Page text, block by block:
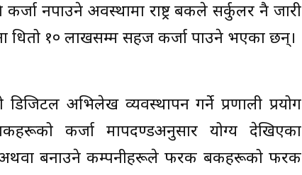
नपाउने अवस्थामा राष्ट्र बैंकले सर्कुलर नै जारी
धितो १० लाखसम्म सहज कर्जा पाउने भएका छन्।
अभिलेख व्यवस्थापन गर्ने प्रणाली प्रयोग
कर्जा मापदण्डअनुसार योग्य देखिएका
अथवा बनाउने कम्पनीहरूले फरक बैंकहरूको फरक